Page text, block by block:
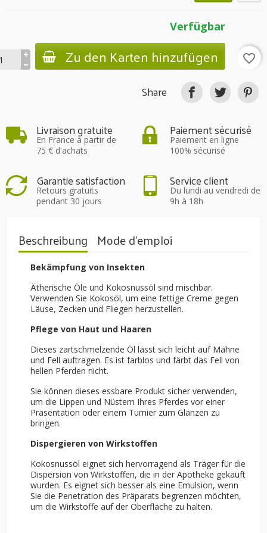
Verfügbar
Zu den Karten hinzufügen favorite_border
Share
Livraison gratuite
En France à partir de
75 € d'achats
Paiement sécurisé
Paiement en ligne
100% sécurisé
Garantie satisfaction
Retours gratuits
pendant 30 jours
Service client
Du lundi au vendredi de
9h à 18h
Beschreibung Mode d'emploi
Bekämpfung von Insekten
Ätherische Öle und Kokosnussöl sind mischbar.
Verwenden Sie Kokosöl, um eine fettige Creme gegen
Läuse, Zecken und Fliegen herzustellen.
Pflege von Haut und Haaren
Dieses zartschmelzende Öl lässt sich leicht auf Mähne
und Fell auftragen. Es ist farblos und färbt das Fell von
hellen Pferden nicht.
Sie können dieses essbare Produkt sicher verwenden,
um die Lippen und Nüstern Ihres Pferdes vor einer
Präsentation oder einem Turnier zum Glänzen zu
bringen.
Dispergieren von Wirkstoffen
Kokosnussöl eignet sich hervorragend als Träger für die
Dispersion von Wirkstoffen, die in der Apotheke gekauft
wurden. Es eignet sich besser als eine Emulsion, wenn
Sie die Penetration des Präparats begrenzen möchten,
um die Wirkstoffe auf der Oberfläche zu halten.